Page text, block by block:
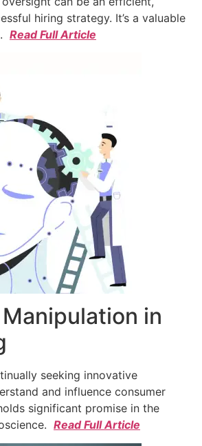
hiring strategy. It’s a valuable
Read Full Article
in
seeking innovative
and influence consumer
significant promise in the
Read Full Article